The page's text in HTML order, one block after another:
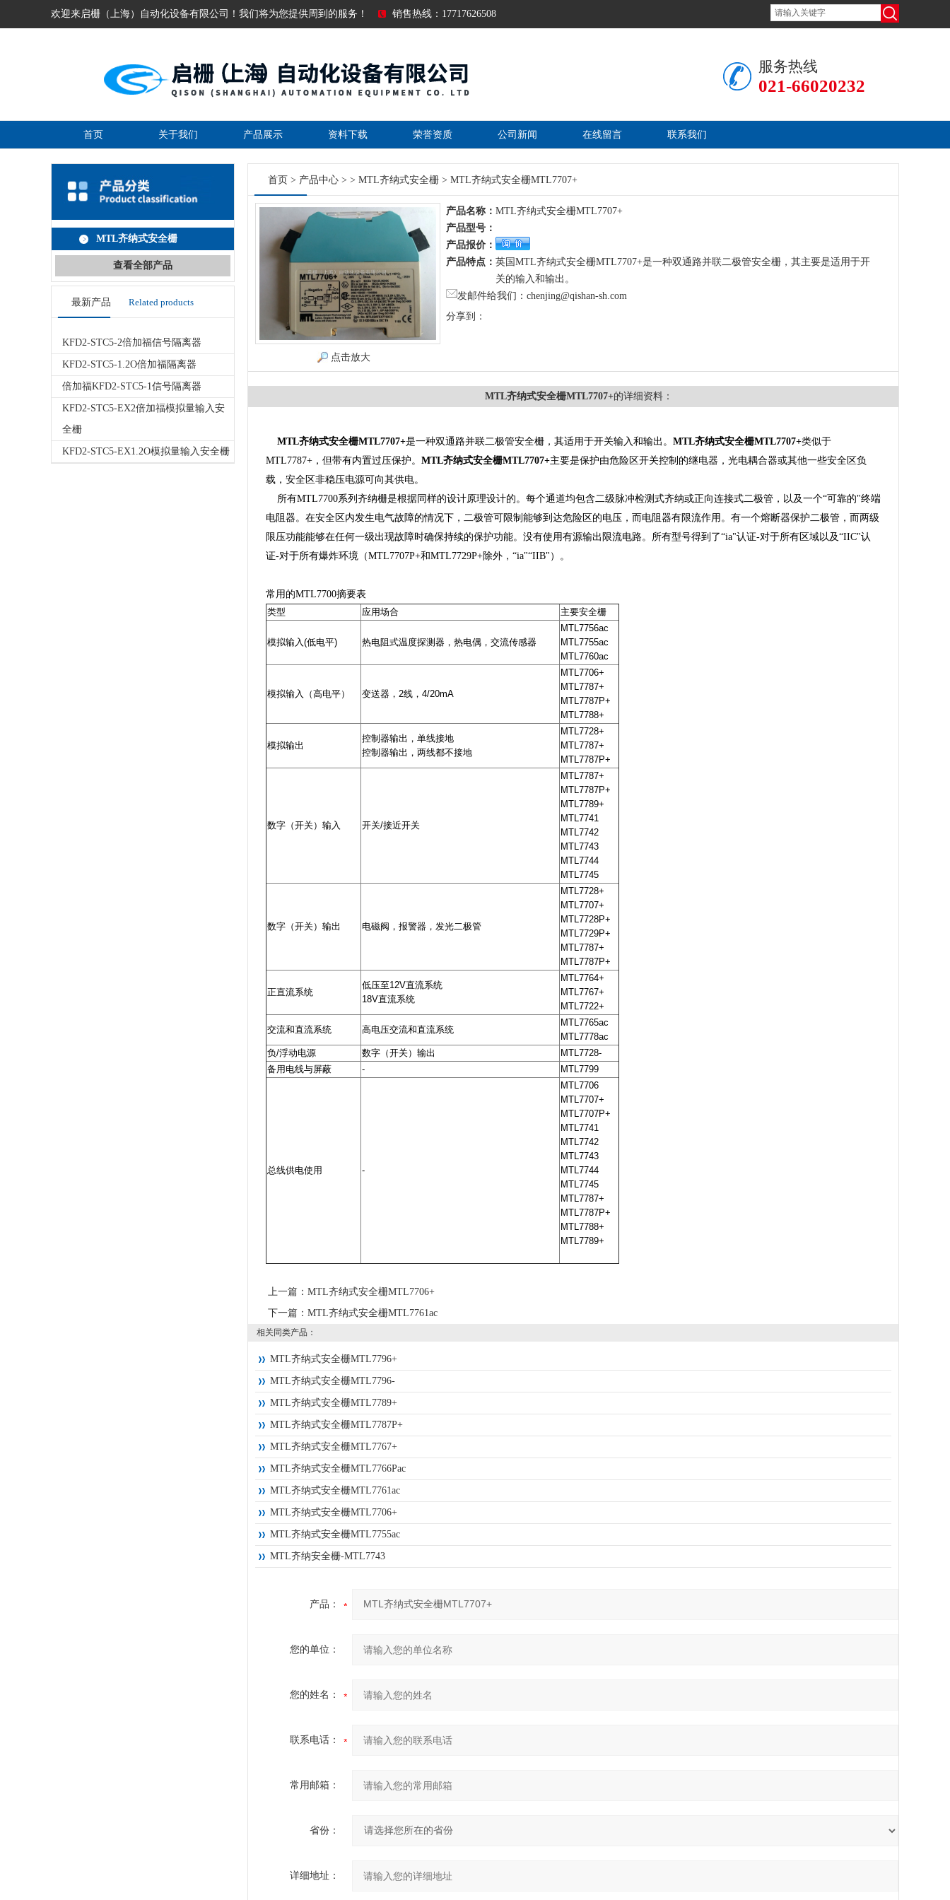
欢迎来启栅（上海）自动化设备有限公司！我们将为您提供周到的服务！ 销售热线：17717626508
服务热线
021-66020232
首页 关于我们 产品展示 资料下载 荣誉资质 公司新闻 在线留言 联系我们
MTL齐纳式安全栅
查看全部产品
最新产品 Related products
KFD2-STC5-2倍加福信号隔离器
KFD2-STC5-1.2O倍加福隔离器
倍加福KFD2-STC5-1信号隔离器
KFD2-STC5-EX2倍加福模拟量输入安
全栅
KFD2-STC5-EX1.2O模拟量输入安全栅
首页 > 产品中心 > > MTL齐纳式安全栅 > MTL齐纳式安全栅MTL7707+
点击放大
产品名称： MTL齐纳式安全栅MTL7707+
产品型号：
产品报价：
产品特点： 英国MTL齐纳式安全栅MTL7707+是一种双通路并联二极管安全栅，其主要是适用于开
关的输入和输出。
发邮件给我们：chenjing@qishan-sh.com
分享到：
MTL齐纳式安全栅MTL7707+的详细资料：
MTL齐纳式安全栅MTL7707+是一种双通路并联二极管安全栅，其适用于开关输入和输出。 MTL齐纳式安全栅MTL7707+类似于
MTL7787+，但带有内置过压保护。 MTL齐纳式安全栅MTL7707+主要是保护由危险区开关控制的继电器，光电耦合器或其他一些安全区负
载，安全区非稳压电源可向其供电。
所有MTL7700系列齐纳栅是根据同样的设计原理设计的。每个通道均包含二级脉冲检测式齐纳或正向连接式二极管，以及一个“可靠的"终端
电阻器。在安全区内发生电气故障的情况下，二极管可限制能够到达危险区的电压，而电阻器有限流作用。有一个熔断器保护二极管，而两级
限压功能能够在任何一级出现故障时确保持续的保护功能。没有使用有源输出限流电路。所有型号得到了“ia"认证-对于所有区域以及“IIC"认
证-对于所有爆炸环境（MTL7707P+和MTL7729P+除外，“ia"“IIB"）。
常用的MTL7700摘要表
类型
应用场合 主要安全栅
模拟输入(低电平) 热电阻式温度探测器，热电偶，交流传感器
MTL7756ac
MTL7755ac
MTL7760ac
模拟输入（高电平） 变送器，2线，4/20mA
MTL7706+
MTL7787+
MTL7787P+
MTL7788+
模拟输出
控制器输出，单线接地
控制器输出，两线都不接地
MTL7728+
MTL7787+
MTL7787P+
数字（开关）输入 开关/接近开关
MTL7787+
MTL7787P+
MTL7789+
MTL7741
MTL7742
MTL7743
MTL7744
MTL7745
数字（开关）输出 电磁阀，报警器，发光二极管
MTL7728+
MTL7707+
MTL7728P+
MTL7729P+
MTL7787+
MTL7787P+
正直流系统
低压至12V直流系统
18V直流系统
MTL7764+
MTL7767+
MTL7722+
交流和直流系统 高电压交流和直流系统
MTL7765ac
MTL7778ac
负/浮动电源
数字（开关）输出
MTL7728-
备用电线与屏蔽
- MTL7799
总线供电使用 -
MTL7706
MTL7707+
MTL7707P+
MTL7741
MTL7742
MTL7743
MTL7744
MTL7745
MTL7787+
MTL7787P+
MTL7788+
MTL7789+
上一篇： MTL齐纳式安全栅MTL7706+
下一篇： MTL齐纳式安全栅MTL7761ac
相关同类产品：
MTL齐纳式安全栅MTL7796+
MTL齐纳式安全栅MTL7796-
MTL齐纳式安全栅MTL7789+
MTL齐纳式安全栅MTL7787P+
MTL齐纳式安全栅MTL7767+
MTL齐纳式安全栅MTL7766Pac
MTL齐纳式安全栅MTL7761ac
MTL齐纳式安全栅MTL7706+
MTL齐纳式安全栅MTL7755ac
MTL齐纳安全栅-MTL7743
产品：
您的单位：
您的姓名：
联系电话：
常用邮箱：
省份：
详细地址：